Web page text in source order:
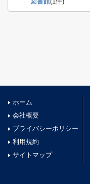
ホーム
会社概要
プライバシーポリシー
利用規約
サイトマップ